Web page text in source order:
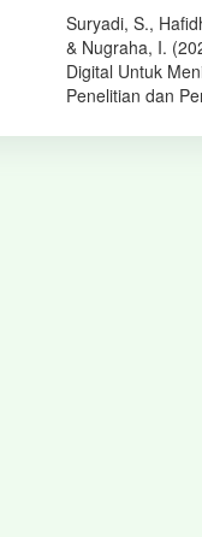
Suryadi, S.,
& Nugraha, I.
Digital Untuk
Penelitian dan